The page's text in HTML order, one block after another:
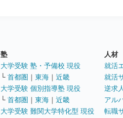
塾
大学受験 塾・予備校 現役
└ 首都圏 ｜ 東海 ｜ 近畿
大学受験 個別指導塾 現役
└ 首都圏 ｜ 東海 ｜ 近畿
大学受験 難関大学特化型 現役
人材
就活
就活
逆求
アル
転職